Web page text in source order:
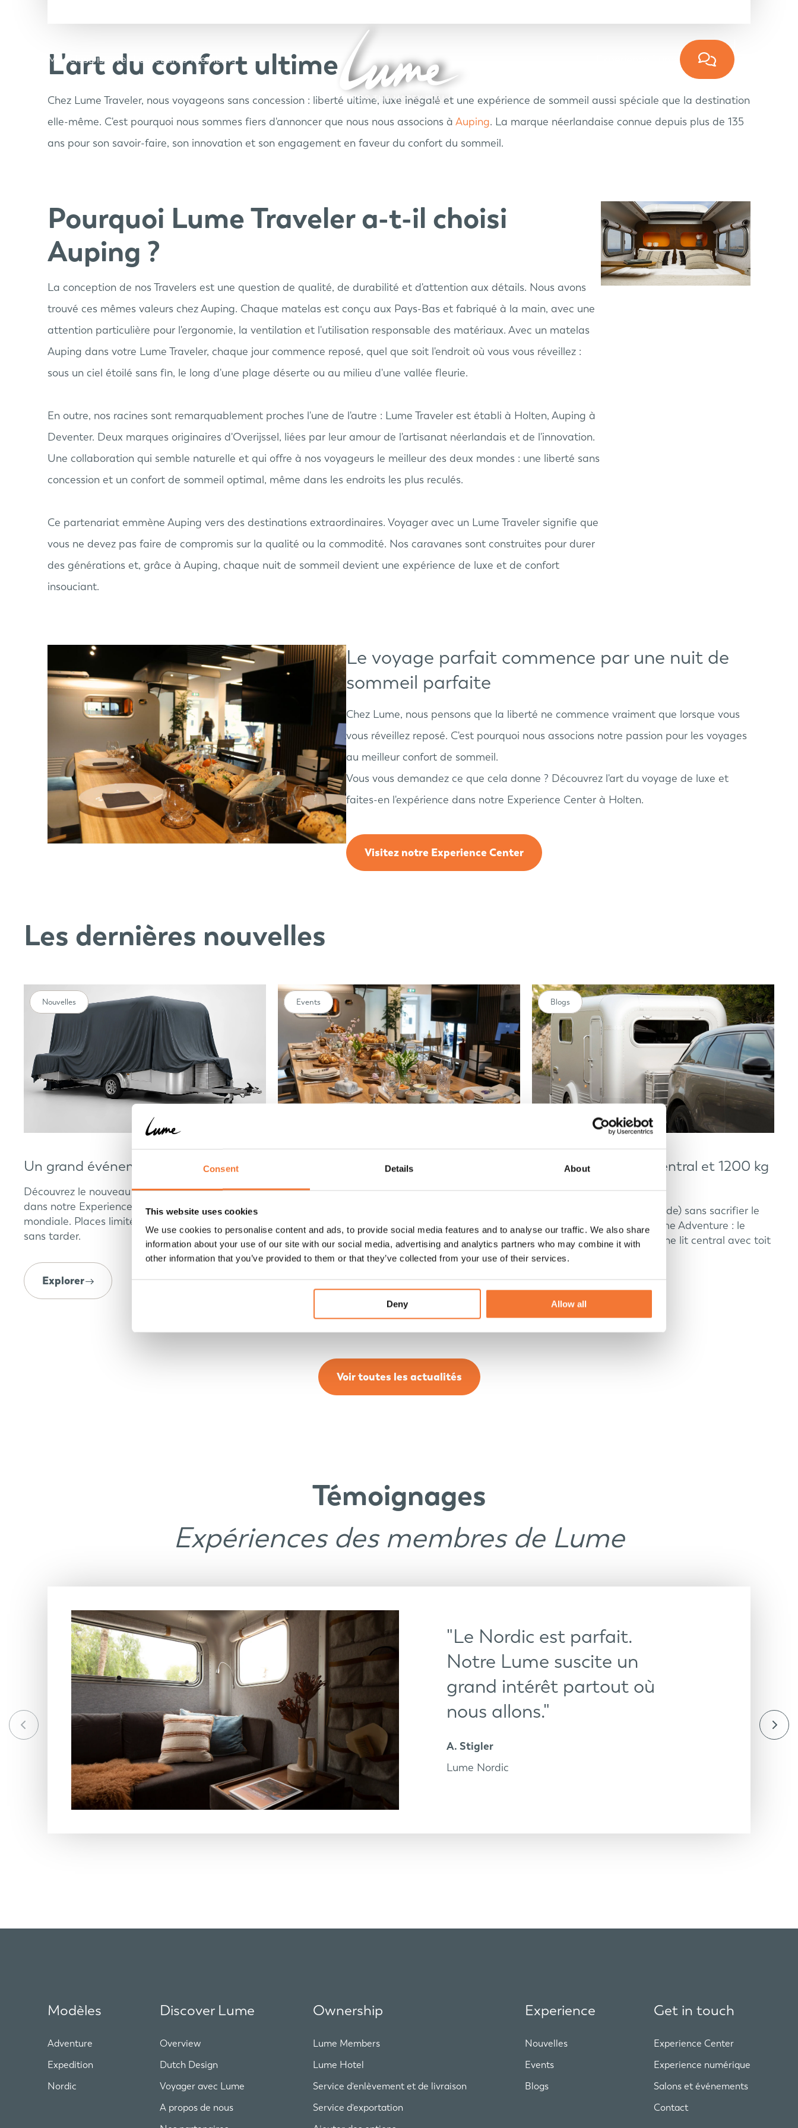
Consent Details About
This website uses cookies
We use cookies to personalise content and ads, to provide social media features and to analyse our traffic. We also share
information about your use of our site with our social media, advertising and analytics partners who may combine it with
other information that you’ve provided to them or that they’ve collected from your use of their services.
Deny Allow all
ModèlesDiscover LumeLume Members
L'art du confort ultime
Chez Lume Traveler, nous voyageons sans concession : liberté ultime, luxe inégalé et une expérience de sommeil aussi spéciale que la destination
elle-même. C'est pourquoi nous sommes fiers d'annoncer que nous nous associons à Auping. La marque néerlandaise connue depuis plus de 135
ans pour son savoir-faire, son innovation et son engagement en faveur du confort du sommeil.
Pourquoi Lume Traveler a-t-il choisi
Auping ?
La conception de nos Travelers est une question de qualité, de durabilité et d'attention aux détails. Nous avons
trouvé ces mêmes valeurs chez Auping. Chaque matelas est conçu aux Pays-Bas et fabriqué à la main, avec une
attention particulière pour l'ergonomie, la ventilation et l'utilisation responsable des matériaux. Avec un matelas
Auping dans votre Lume Traveler, chaque jour commence reposé, quel que soit l'endroit où vous vous réveillez :
sous un ciel étoilé sans fin, le long d'une plage déserte ou au milieu d'une vallée fleurie.
En outre, nos racines sont remarquablement proches l'une de l'autre : Lume Traveler est établi à Holten, Auping à
Deventer. Deux marques originaires d'Overijssel, liées par leur amour de l'artisanat néerlandais et de l'innovation.
Une collaboration qui semble naturelle et qui offre à nos voyageurs le meilleur des deux mondes : une liberté sans
concession et un confort de sommeil optimal, même dans les endroits les plus reculés.
Ce partenariat emmène Auping vers des destinations extraordinaires. Voyager avec un Lume Traveler signifie que
vous ne devez pas faire de compromis sur la qualité ou la commodité. Nos caravanes sont construites pour durer
des générations et, grâce à Auping, chaque nuit de sommeil devient une expérience de luxe et de confort
insouciant.
Le voyage parfait commence par une nuit de
sommeil parfaite
Chez Lume, nous pensons que la liberté ne commence vraiment que lorsque vous
vous réveillez reposé. C'est pourquoi nous associons notre passion pour les voyages
au meilleur confort de sommeil.
Vous vous demandez ce que cela donne ? Découvrez l'art du voyage de luxe et
faites-en l'expérience dans notre Experience Center à Holten.
Visitez notre Experience Center
Les dernières nouvelles
Un grand événement se prépare
Découvrez le nouveau modèle de Lume Traveler
dans notre Experience Center avant sa première
mondiale. Places limitées, prenez rendez-vous
sans tarder.
Explorer
Nouvelles
Retour sur le Lume Easter Show
2026
décontracté, nous avons partagé les derniers
détails, raffinements et développements lors d'un
délicieux brunch.
Explorer
Events
Petite caravane lit central et 1200 kg
Une caravane (1200 kg à vide) sans sacrifier le
sommeil ? Découvrez le Lume Adventure : le
confort d'une petite caravane lit central avec toit
ouvrant.
Explorer
Blogs
Voir toutes les actualités
Témoignages
Expériences des membres de Lume
"Le Nordic est parfait.
Notre Lume suscite un
grand intérêt partout où
nous allons."
A. Stigler
Lume Nordic
Modèles
Adventure
Expedition
Nordic
Discover Lume
Overview
Dutch Design
Voyager avec Lume
A propos de nous
Ownership
Lume Members
Lume Hotel
Service d'enlèvement et de livraison
Service d'exportation
Experience
Nouvelles
Events
Blogs
Get in touch
Experience Center
Experience numérique
Salons et événements
Contact